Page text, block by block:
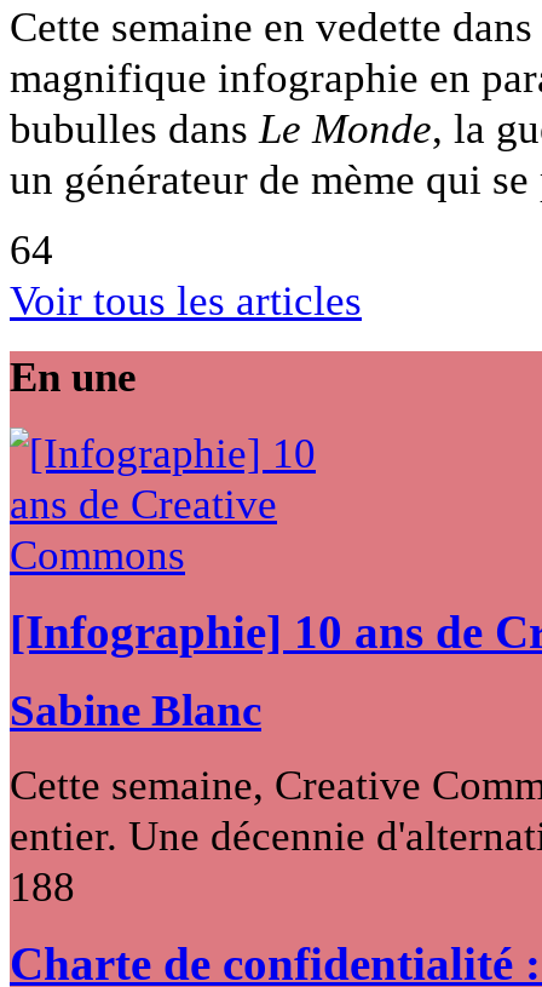
Cette semaine en vedette
magnifique infographie en
bubulles dans Le Monde, la
un générateur de mème qui
64
Voir tous les articles
En une
[Infographie] 10 ans de
Sabine Blanc
Cette semaine, Creative
entier. Une décennie
188
Charte de confidentialité